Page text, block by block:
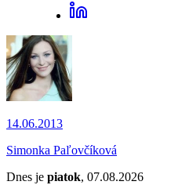
14.06.2013
Simonka Paľovčíková
Dnes je piatok, 07.08.2026